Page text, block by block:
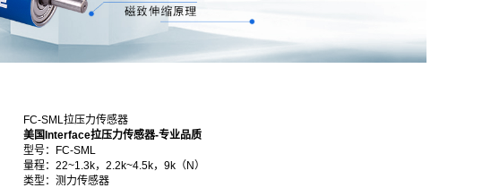
FC-SML拉压力传感器
美国Interface拉压力传感器-专业品质
型号：FC-SML
量程：22~1.3k，2.2k~4.5k，9k（N）
类型：测力传感器